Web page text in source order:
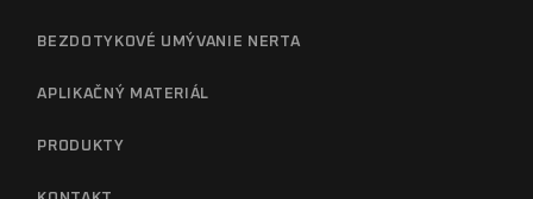
BEZDOTYKOVÉ UMÝVANIE NERTA
APLIKAČNÝ MATERIÁL
PRODUKTY